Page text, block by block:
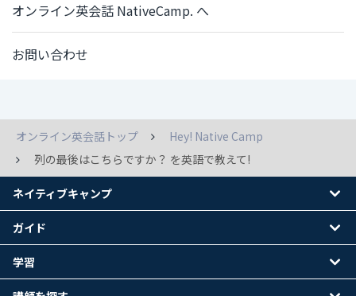
オンライン英会話 NativeCamp. へ
お問い合わせ
オンライン英会話トップ
Hey! Native Camp
列の最後はこちらですか？ を英語で教えて!
ネイティブキャンプ
ガイド
学習